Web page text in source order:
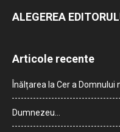
ALEGEREA
Articole recente
Înălțarea la Cer a Domnului
Dumnezeu…